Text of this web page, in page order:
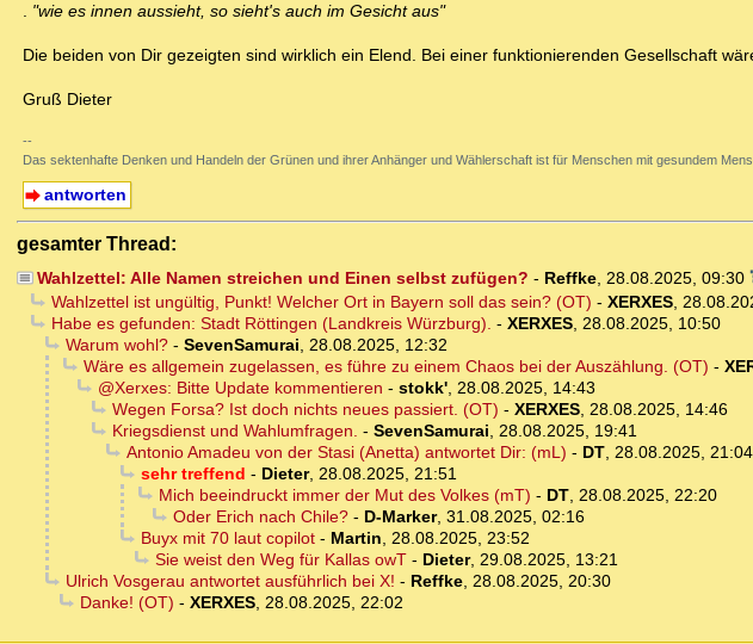
. "wie es innen aussieht, so sieht's auch im Gesicht aus"
Die beiden von Dir gezeigten sind wirklich ein Elend. Bei einer funktionierenden Gesellschaft
Gruß Dieter
--
Das sektenhafte Denken und Handeln der Grünen und ihrer Anhänger und Wählerschaft ist für Menschen mit gesundem
antworten
gesamter Thread:
Wahlzettel: Alle Namen streichen und Einen selbst zufügen? - Reffke, 28.08.2025, 09:30
Wahlzettel ist ungültig, Punkt! Welcher Ort in Bayern soll das sein? (OT) - XERXES,
Habe es gefunden: Stadt Röttingen (Landkreis Würzburg). - XERXES, 28.08.2025, 10:50
Warum wohl?- SevenSamurai, 28.08.2025, 12:32
Wäre es allgemein zugelassen, es führe zu einem Chaos bei der Auszählung. (OT) -
@Xerxes: Bitte Update kommentieren - stokk', 28.08.2025, 14:43
Wegen Forsa? Ist doch nichts neues passiert. (OT) - XERXES, 28.08.2025, 14:46
Kriegsdienst und Wahlumfragen. - SevenSamurai, 28.08.2025, 19:41
Antonio Amadeu von der Stasi (Anetta) antwortet Dir: (mL) - DT, 28.08.2025, 21:04
sehr treffend - Dieter, 28.08.2025, 21:51
Mich beeindruckt immer der Mut des Volkes (mT) - DT, 28.08.2025, 22:20
Oder Erich nach Chile?- D-Marker, 31.08.2025, 02:16
Buyx mit 70 laut copilot- Martin, 28.08.2025, 23:52
Sie weist den Weg für Kallas owT- Dieter, 29.08.2025, 13:21
Ulrich Vosgerau antwortet ausführlich bei X! - Reffke, 28.08.2025, 20:30
Danke! (OT) - XERXES, 28.08.2025, 22:02